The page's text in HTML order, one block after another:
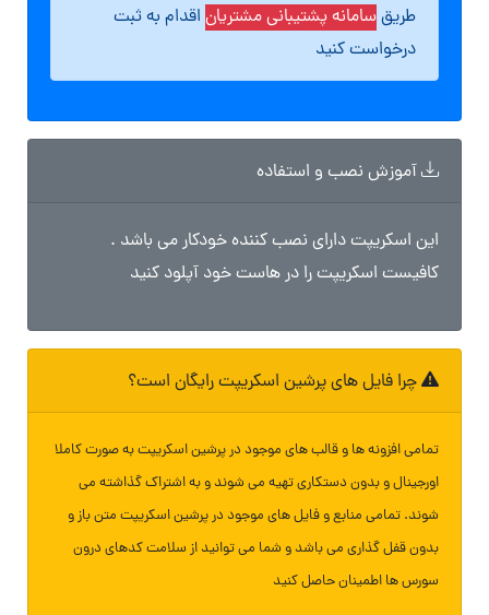
طریقسامانه پشتیبانی مشتریان اقدام به ثبت
درخواست کنید
آموزش نصب و استفاده
این اسکریپت دارای نصب کننده خودکار می باشد .
کافیست اسکریپت را در هاست خود آپلود کنید
چرا فایل های پرشین اسکریپت رایگان است؟
تمامی افزونه ها و قالب های موجود در پرشین اسکریپت به صورت کاملا
اورجینال و بدون دستکاری تهیه می شوند و به اشتراک گذاشته می
شوند. تمامی منابع و فایل های موجود در پرشین اسکریپت متن باز و
بدون قفل گذاری می باشد و شما می توانید از سلامت کدهای درون
سورس ها اطمینان حاصل کنید